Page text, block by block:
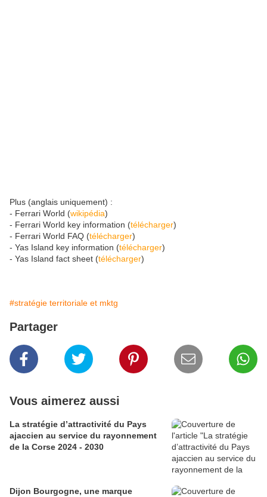
Plus (anglais uniquement) :
- Ferrari World (wikipédia)
- Ferrari World key information (télécharger)
- Ferrari World FAQ (télécharger)
- Yas Island key information (télécharger)
- Yas Island fact sheet (télécharger)
#stratégie territoriale et mktg
Partager
Vous aimerez aussi
La stratégie d’attractivité du Pays
ajaccien au service du rayonnement
de la Corse 2024 - 2030
Dijon Bourgogne, une marque